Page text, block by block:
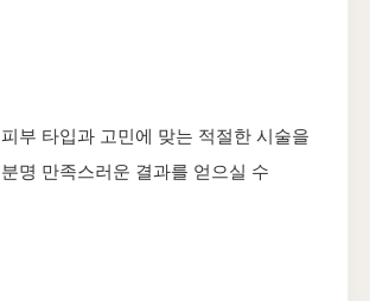
부 타입과 고민에 맞는 적절한 시술을
명 만족스러운 결과를 얻으실 수